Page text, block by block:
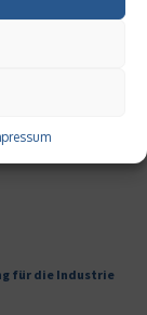
Management
für die Industrie